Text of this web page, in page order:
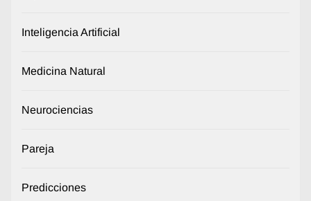
Inteligencia Artificial
Medicina Natural
Neurociencias
Pareja
Predicciones